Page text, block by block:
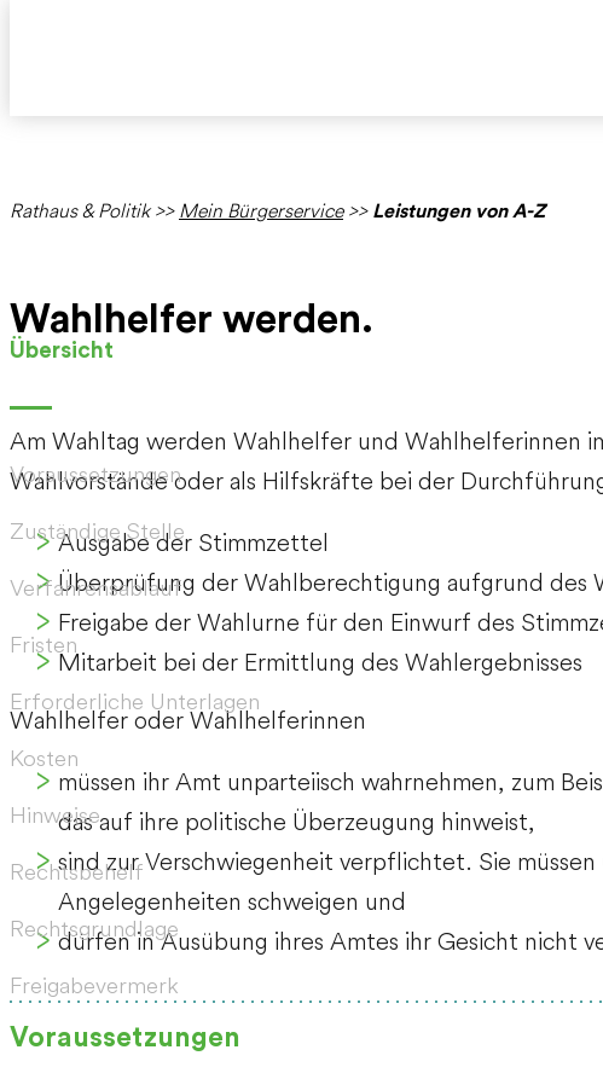
Rathaus & Politik>> Mein Bürgerservice>> Leistungen von A-Z
Übersicht
Voraussetzungen
Zuständige Stelle
Verfahrensablauf
Fristen
Erforderliche Unterlagen
Kosten
Hinweise
Rechtsbehelf
Rechtsgrundlage
Freigabevermerk
Wahlhelfer werden.
Am Wahltag werden Wahlhelfer und Wahlhelferinnen
Wahlvorstände oder als Hilfskräfte bei der
Ausgabe der Stimmzettel
Überprüfung der Wahlberechtigung aufgrund des
Freigabe der Wahlurne für den Einwurf des
Mitarbeit bei der Ermittlung des Wahlergebnisses
Wahlhelfer oder Wahlhelferinnen
müssen ihr Amt unparteiisch wahrnehmen, zum
das auf ihre politische Überzeugung hinweist,
sind zur Verschwiegenheit verpflichtet. Sie
Angelegenheiten schweigen und
dürfen in Ausübung ihres Amtes ihr Gesicht nicht
Voraussetzungen